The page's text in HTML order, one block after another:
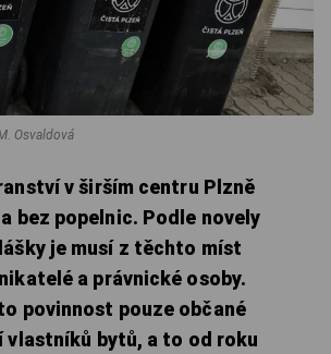
Osvaldová
v širším centru Plzně
bez popelnic. Podle novely
je musí z těchto míst
a právnické osoby.
povinnost pouze občané
vlastníků bytů, a to od roku